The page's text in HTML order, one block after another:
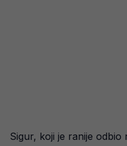
Sigur, koji je ranije